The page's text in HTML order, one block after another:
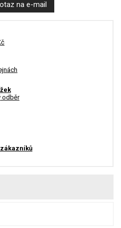
na e-mail
odběr